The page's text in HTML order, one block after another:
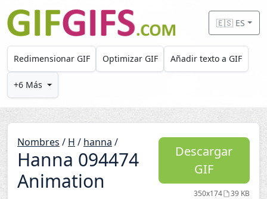
Skip to main content
🇪🇸 ES
Redimensionar GIF Optimizar GIF Añadir texto a GIF
+6 Más
Nombres / H / hanna /
Hanna 094474
Animation
Descargar
GIF
350x174 39 KB